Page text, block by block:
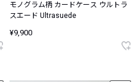
モノグラム柄 カードケース ウルトラ
スエード Ultrasuede
¥9,900